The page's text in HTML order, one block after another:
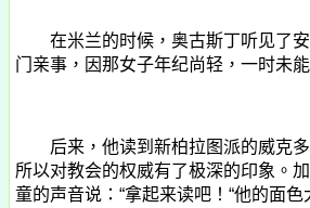
在米兰的时候，奥古斯丁听见了安
门亲事，因那女子年纪尚轻，一时未
后来，他读到新柏拉图派的威克多
所以对教会的权威有了极深的印象。
童的声音说：“拿起来读吧！“他的面